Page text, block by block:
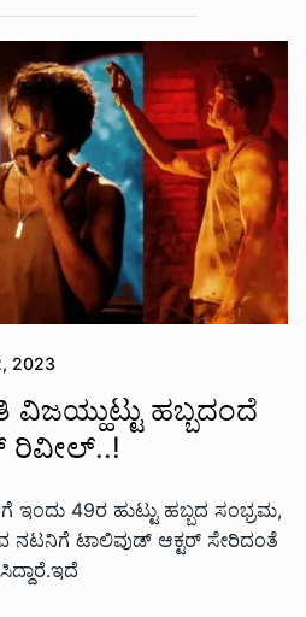
2023
ವಿಜಯ್ಹುಟ್ಟು ಹಬ್ಬದಂದೆ
ರಿವೀಲ್..!
49ರ ಹುಟ್ಟು ಹಬ್ಬದ ಸಂಭ್ರಮ,
ನಟನಿಗೆ ಟಾಲಿವುಡ್ ಆಕ್ಟರ್ ಸೇರಿದಂತೆ